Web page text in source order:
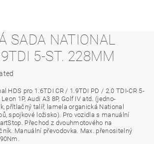
SADA NATIONAL
5-ST. 228MM
HDS pro 1.6TDI CR / 1.9TDI PD / 2.0 TDI-CR 5-
1P, Audi A3 8P, Golf IV atd. (jedno-
přítlačný talíř, lamela organická National
spojkové ložisko). Pro vozidla s manuální
Přechod z dvouhmotového na
Manuální převodovka. Max. přenositelný